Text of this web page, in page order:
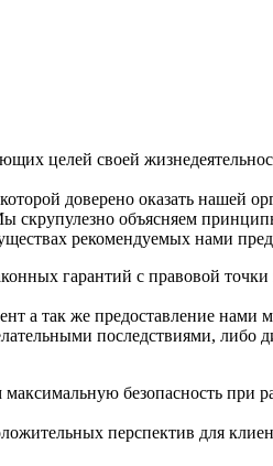
целей своей
доверено оказать нашей
скрупулезно объясняем
рекомендуемых нами
гарантий с правовой точки
а так же предоставление нами
последствиями, либо
безопасность при
перспектив для